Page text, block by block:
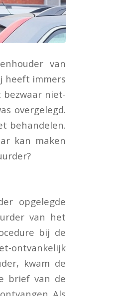
van
heeft immers
niet-
overgelegd.
behandelen.
kan maken
opgelegde
van het
bij de
ontvankelijk
kwam de
brief van de